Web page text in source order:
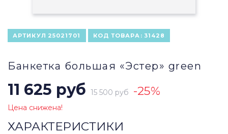
АРТИКУЛ 25021701 КОД ТОВАРА: 31428
Банкетка большая «Эстер» green
11 625 руб 15 500 руб -25%
Цена снижена!
ХАРАКТЕРИСТИКИ